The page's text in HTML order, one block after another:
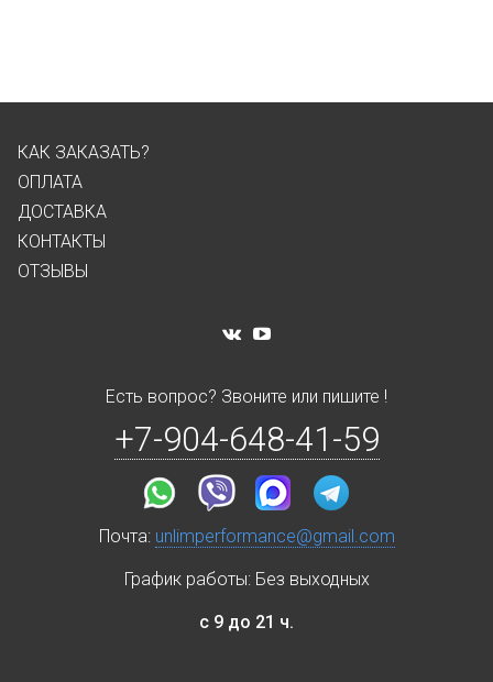
КАК ЗАКАЗАТЬ?
ОПЛАТА
ДОСТАВКА
КОНТАКТЫ
ОТЗЫВЫ
Есть вопрос? Звоните или пишите !
+7-904-648-41-59
Почта: unlimperformance@gmail.com
График работы: Без выходных
с 9 до 21 ч.